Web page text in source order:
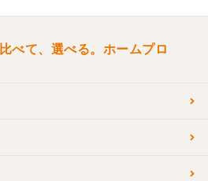
べて、選べる。ホームプロ